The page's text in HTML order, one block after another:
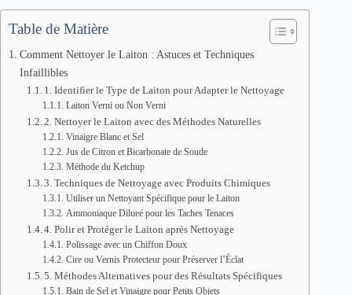
Table de Matière
Comment Nettoyer le Laiton : Astuces et Techniques
Infaillibles
1. Identifier le Type de Laiton pour Adapter le Nettoyage
Laiton Verni ou Non Verni
2. Nettoyer le Laiton avec des Méthodes Naturelles
Vinaigre Blanc et Sel
Jus de Citron et Bicarbonate de Soude
Méthode du Ketchup
3. Techniques de Nettoyage avec Produits Chimiques
Utiliser un Nettoyant Spécifique pour le Laiton
Ammoniaque Dilueé pour les Taches Tenaces
4. Polir et Protéger le Laiton après Nettoyage
Polissage avec un Chiffon Doux
Cire ou Vernis Protecteur pour Préserver l’Éclat
5. Méthodes Alternatives pour des Résultats Spécifiques
Bain de Sel et Vinaigre pour Petits Objets